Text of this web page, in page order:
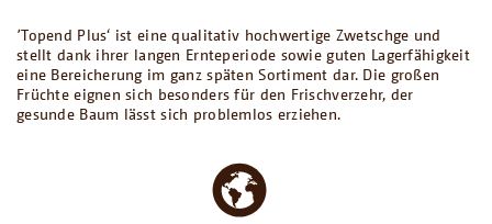
՚Topend Plus‘ ist eine qualitativ hochwertige Zwetschge und
stellt dank ihrer langen Ernteperiode sowie guten Lagerfähigkeit
eine Bereicherung im ganz späten Sortiment dar. Die großen
Früchte eignen sich besonders für den Frischverzehr, der
gesunde Baum lässt sich problemlos erziehen.